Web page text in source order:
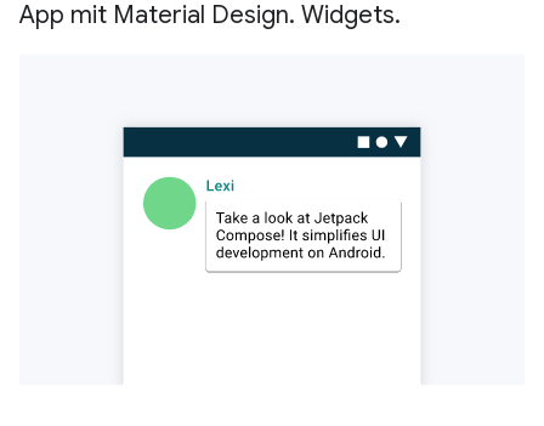
App mit Material Design. Widgets.